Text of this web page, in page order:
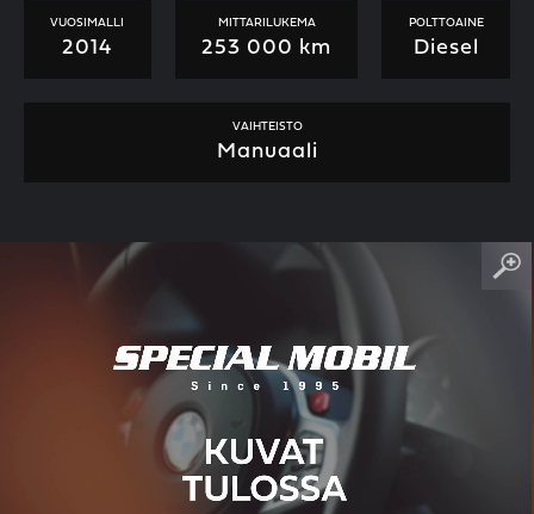
VUOSIMALLI
2014
MITTARILUKEMA
253 000 km
POLTTOAINE
Diesel
VAIHTEISTO
Manuaali